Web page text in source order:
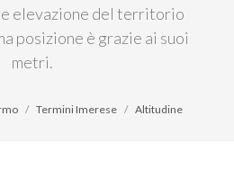
elevazione del territorio
posizione è grazie ai suoi
metri.
Termini Imerese Altitudine